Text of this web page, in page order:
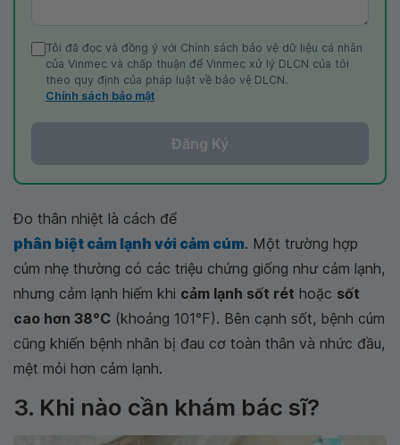
Tôi đã đọc và đồng ý với Chính sách bảo vệ dữ liệu cá nhân
của Vinmec và chấp thuận để Vinmec xử lý DLCN của tôi
theo quy định của pháp luật về bảo vệ DLCN.
Chính sách bảo mật
Đăng Ký
Đo thân nhiệt là cách để
phân biệt cảm lạnh với cảm cúm. Một trường hợp
cúm nhẹ thường có các triệu chứng giống như cảm lạnh,
nhưng cảm lạnh hiếm khi cảm lạnh sốt rét hoặc sốt
cao hơn 38°C (khoảng 101°F). Bên cạnh sốt, bệnh cúm
cũng khiến bệnh nhân bị đau cơ toàn thân và nhức đầu,
mệt mỏi hơn cảm lạnh.
3. Khi nào cần khám bác sĩ?